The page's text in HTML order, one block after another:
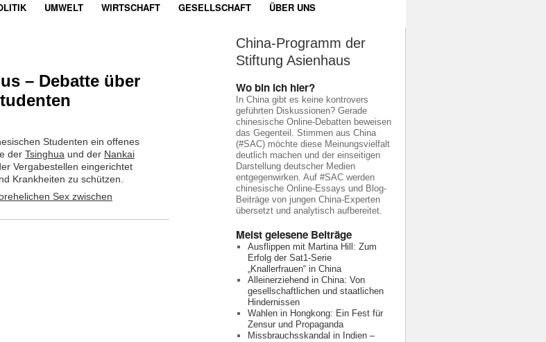
UMWELT WIRTSCHAFT GESELLSCHAFT ÜBER UNS
– Debatte über
Studenten ein offenes
der Tsinghua und der Nankai
Vergabestellen eingerichtet
Krankheiten zu schützen.
China-Programm der
Stiftung Asienhaus
Wo bin ich hier?
In China gibt es keine kontrovers
geführten Diskussionen? Gerade
chinesische Online-Debatten beweisen
das Gegenteil. Stimmen aus China
(#SAC) möchte diese Meinungsvielfalt
deutlich machen und der einseitigen
Darstellung deutscher Medien
entgegenwirken. Auf #SAC werden
chinesische Online-Essays und Blog-
Beiträge von jungen China-Experten
übersetzt und analytisch aufbereitet.
Meist gelesene Beiträge
Ausflippen mit Martina Hill: Zum
Erfolg der Sat1-Serie
„Knallerfrauen“ in China
Alleinerziehend in China: Von
gesellschaftlichen und staatlichen
Hindernissen
Wahlen in Hongkong: Ein Fest für
Zensur und Propaganda
Missbrauchsskandal in Indien –